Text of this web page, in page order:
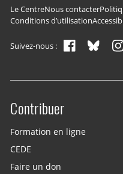
Navigation du
Le CentreNous contacter
Conditions d’utilisation
Suivez-nous :
Site menu
Contribuer
Formation en ligne
CEDE
Faire un don